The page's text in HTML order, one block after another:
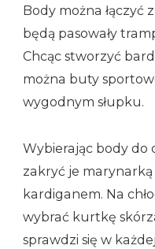
Body można łączyć
będą pasowały
Chcąc stworzyć
można buty
wygodnym słupku.
Wybierając body do
zakryć je
kardiganem. Na
wybrać kurtkę
sprawdzi się w